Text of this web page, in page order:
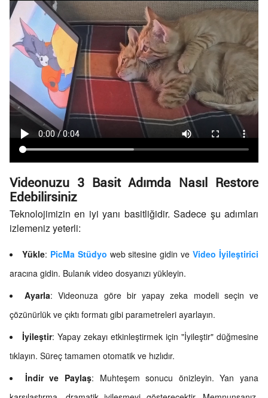
Videonuzu 3 Basit Adımda Nasıl Restore
Edebilirsiniz
Teknolojimizin en iyi yanı basitliğidir. Sadece şu adımları
izlemeniz yeterli:
Yükle: PicMa Stüdyo web sitesine gidin veVideo İyileştirici
aracına gidin. Bulanık video dosyanızı yükleyin.
Ayarla: Videonuza göre bir yapay zeka modeli seçin ve
çözünürlük ve çıktı formatı gibi parametreleri ayarlayın.
İyileştir: Yapay zekayı etkinleştirmek için "İyileştir" düğmesine
tıklayın. Süreç tamamen otomatik ve hızlıdır.
İndir ve Paylaş: Muhteşem sonucu önizleyin. Yan yana